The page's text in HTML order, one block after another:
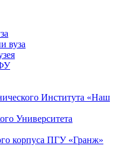
вуза
Института «Наш
Университета
корпуса ПГУ «Гранж»